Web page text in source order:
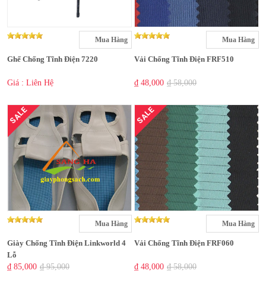
Mua Hàng
Ghế Chống Tĩnh Điện 7220
Giá : Liên Hệ
Mua Hàng
Vải Chống Tĩnh Điện FRF510
₫ 48,000 ₫ 58,000
SALE
Mua Hàng
Giày Chống Tĩnh Điện Linkworld 4
Lỗ
₫ 85,000 ₫ 95,000
SALE
Mua Hàng
Vải Chống Tĩnh Điện FRF060
₫ 48,000 ₫ 58,000